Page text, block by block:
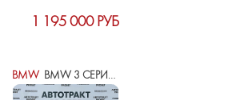
1 195 000 РУБ
BMW BMW 3 СЕРИИ V (E90/E91/E92/E93) РЕСТАЙЛИНГ